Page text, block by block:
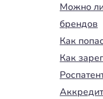
Можно
брендов
Как
Как